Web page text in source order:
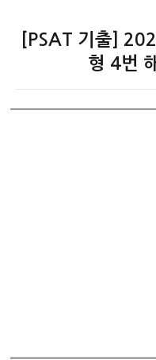
[PSAT 기출]
형 4번